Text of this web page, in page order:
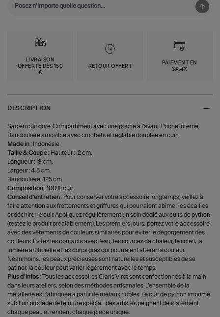
LIVRAISON
OFFERTE DÈS 150
€
RETOUR OFFERT
PAIEMENT EN
3X,4X
DESCRIPTION
Sac en cuir doré. Compartiment avec une poche à l’avant. Poche interne.
Bandoulière amovible avec crochets et réglable doublée en cuir.
Made in : Indonésie.
Taille & Coupe : Hauteur : 12 cm.
Longueur : 18 cm.
Largeur : 4,5 cm.
Bandoulière : 125 cm.
Composition :100% cuir.
Conseil d'entretien : Pour conserver votre accessoire longtemps, veillez à
faire attention aux frottements et griffures qui pourraient abîmer les écailles
et déchirer le cuir. Appliquez régulièrement un soin dédié aux cuirs de python
(testez le produit préalablement). Les premiers jours, portez votre accessoire
avec des vêtements de couleurs similaires pour éviter le dégorgement des
couleurs. Évitez les contacts avec l'eau, les sources de chaleur, le soleil, la
lumière artificielle et les corps gras qui pourraient altérer la couleur.
Néanmoins, les peaux précieuses sont naturelles et susceptibles de se
patiner, la couleur peut varier légèrement avec le temps.
Plus d'infos :Tous les accessoires Claris Virot sont confectionnés à la main
dans leurs ateliers, selon des méthodes artisanales. L’ensemble de la
métallerie est fabriquée à partir de métaux nobles. Le cuir de python imprimé
subit un procédé de teinture spécial : des artistes peignent délicatement
chaque peau et rendent chaque pièce unique.